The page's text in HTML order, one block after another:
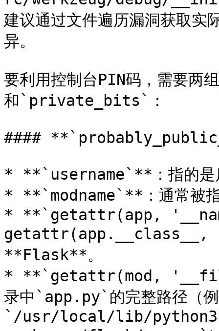
建议通过文件遍历漏洞获取实
异。
要利用控制台PIN码，需要
和`private_bits`：
####
* **`username`**：指的是
* **`modname`**：通常
* **`getattr(app,
getattr(app.__class__,
**Flask**。
* **`getattr(mod,
录中`app.py`的完整路径（
`/usr/local/lib/